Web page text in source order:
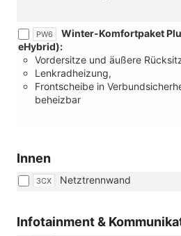
PW6
Winter-Komfortpaket
eHybrid):
Vordersitze und äußere
Lenkradheizung,
Frontscheibe in
beheizbar
Innen
3CX Netztrennwand
Infotainment &